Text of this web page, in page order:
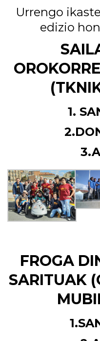
Urrengo
edizio
(
1.
FROGA
SARITUAK